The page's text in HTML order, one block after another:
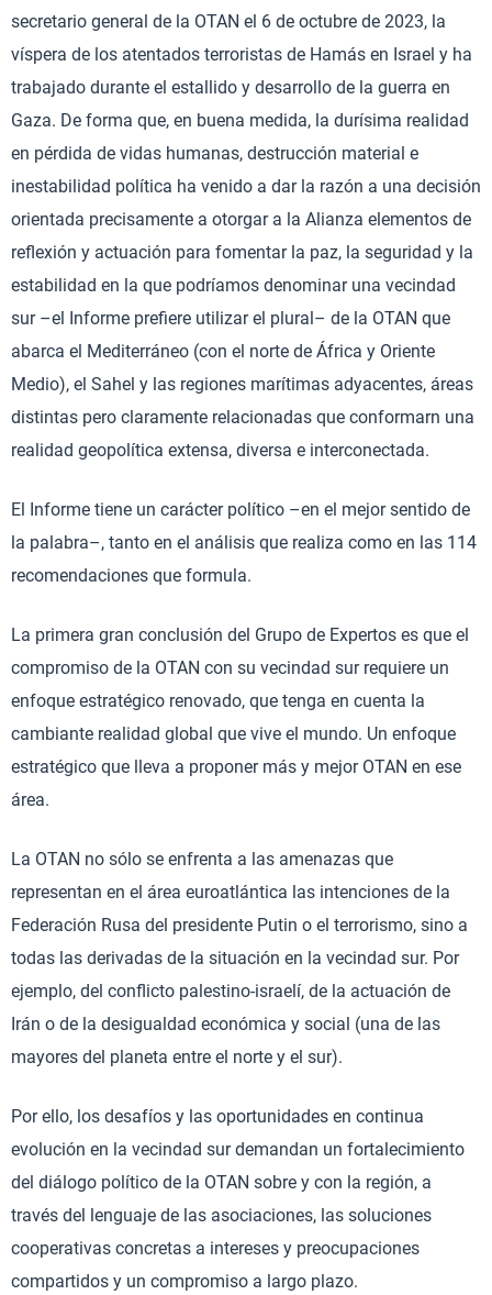
secretario general de la OTAN el 6 de octubre de 2023, la
víspera de los atentados terroristas de Hamás en Israel y ha
trabajado durante el estallido y desarrollo de la guerra en
Gaza. De forma que, en buena medida, la durísima realidad
en pérdida de vidas humanas, destrucción material e
inestabilidad política ha venido a dar la razón a una decisión
orientada precisamente a otorgar a la Alianza elementos de
reflexión y actuación para fomentar la paz, la seguridad y la
estabilidad en la que podríamos denominar una vecindad
sur –el Informe prefiere utilizar el plural– de la OTAN que
abarca el Mediterráneo (con el norte de África y Oriente
Medio), el Sahel y las regiones marítimas adyacentes, áreas
distintas pero claramente relacionadas que conformarn una
realidad geopolítica extensa, diversa e interconectada.
El Informe tiene un carácter político –en el mejor sentido de
la palabra–, tanto en el análisis que realiza como en las 114
recomendaciones que formula.
La primera gran conclusión del Grupo de Expertos es que el
compromiso de la OTAN con su vecindad sur requiere un
enfoque estratégico renovado, que tenga en cuenta la
cambiante realidad global que vive el mundo. Un enfoque
estratégico que lleva a proponer más y mejor OTAN en ese
área.
La OTAN no sólo se enfrenta a las amenazas que
representan en el área euroatlántica las intenciones de la
Federación Rusa del presidente Putin o el terrorismo, sino a
todas las derivadas de la situación en la vecindad sur. Por
ejemplo, del conflicto palestino-israelí, de la actuación de
Irán o de la desigualdad económica y social (una de las
mayores del planeta entre el norte y el sur).
Por ello, los desafíos y las oportunidades en continua
evolución en la vecindad sur demandan un fortalecimiento
del diálogo político de la OTAN sobre y con la región, a
través del lenguaje de las asociaciones, las soluciones
cooperativas concretas a intereses y preocupaciones
compartidos y un compromiso a largo plazo.